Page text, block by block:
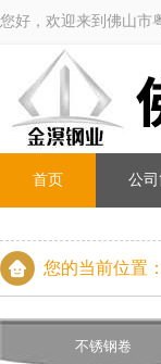
您好，欢迎来到佛山市
首页 公
您的当前位置：
不锈钢卷